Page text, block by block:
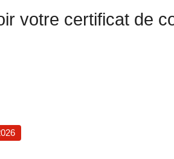
votre certificat de